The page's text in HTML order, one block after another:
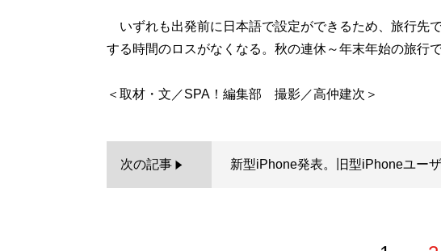
いずれも出発前に日本語で設定ができるため、旅行先
する時間のロスがなくなる。秋の連休～年末年始の旅行
次の記事 新型iPhone発表。旧型iPhoneユー